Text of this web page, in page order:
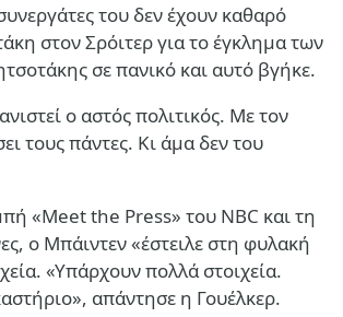
του δεν έχουν καθαρό
στον Σρόιτερ για το έγκλημα των
σε πανικό και αυτό βγήκε.
ο αστός πολιτικός. Με τον
τους πάντες. Κι άμα δεν του
«Meet the Press» του NBC και τη
ο Μπάιντεν «έστειλε στη φυλακή
«Υπάρχουν πολλά στοιχεία.
απάντησε η Γουέλκερ.